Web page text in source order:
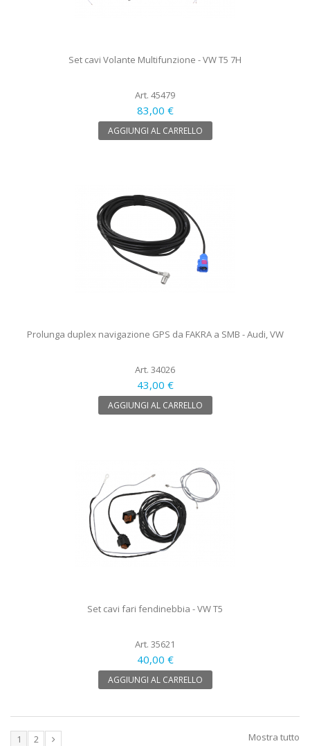
Set cavi Volante Multifunzione - VW T5 7H
Art. 45479
83,00 €
AGGIUNGI AL CARRELLO
Prolunga duplex navigazione GPS da FAKRA a SMB - Audi, VW
Art. 34026
43,00 €
AGGIUNGI AL CARRELLO
Set cavi fari fendinebbia - VW T5
Art. 35621
40,00 €
AGGIUNGI AL CARRELLO
Mostra tutto
1 2